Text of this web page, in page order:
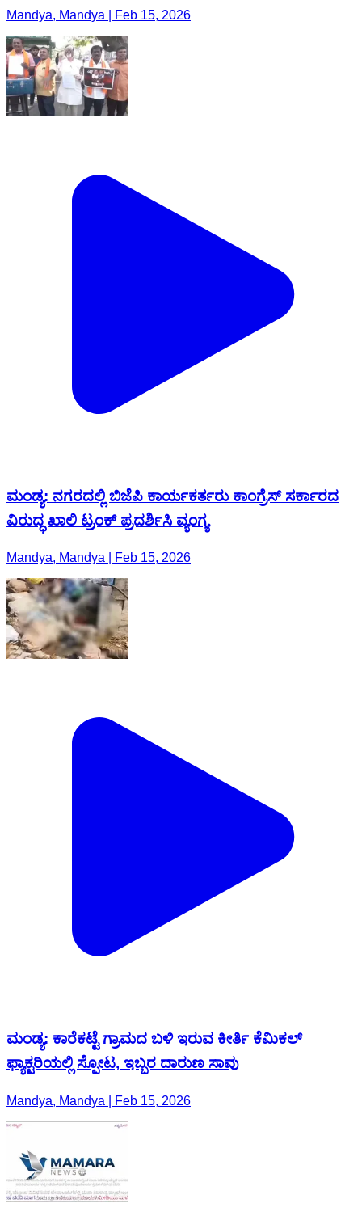
Mandya, Mandya | Feb 15, 2026
ಮಂಡ್ಯ: ನಗರದಲ್ಲಿ ಬಿಜೆಪಿ ಕಾರ್ಯಕರ್ತರು ಕಾಂಗ್ರೆಸ್ ಸರ್ಕಾರದ
ವಿರುದ್ಧ ಖಾಲಿ ಟ್ರಂಕ್ ಪ್ರದರ್ಶಿಸಿ ವ್ಯಂಗ್ಯ
Mandya, Mandya | Feb 15, 2026
ಮಂಡ್ಯ: ಕಾರೆಕಟ್ಟೆ ಗ್ರಾಮದ ಬಳಿ ಇರುವ ಕೀರ್ತಿ ಕೆಮಿಕಲ್
ಫ್ಯಾಕ್ಟರಿಯಲ್ಲಿ ಸ್ಪೋಟ, ಇಬ್ಬರ ದಾರುಣ ಸಾವು
Mandya, Mandya | Feb 15, 2026